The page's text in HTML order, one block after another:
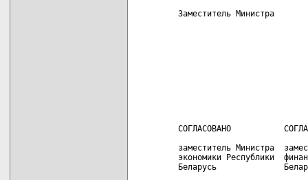
Заместитель
СОГЛАСОВАНО
заместитель Министра
экономики Республики
Беларусь